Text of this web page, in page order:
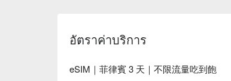
อัตราค่าบริการ
eSIM｜菲律賓 3 天｜不限流量吃到飽